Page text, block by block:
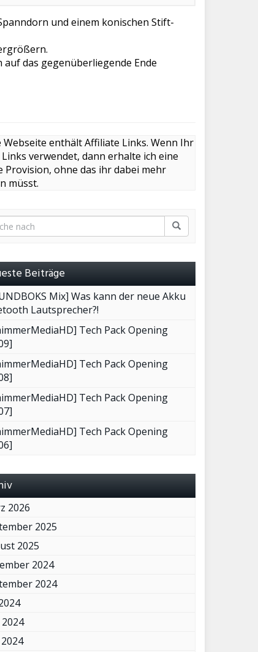
und einem konischen Stift-
das gegenüberliegende Ende
Webseite enthält Affiliate Links. Wenn Ihr
Links verwendet, dann erhalte ich eine
Provision, ohne das ihr dabei mehr
müsst.
Beiträge
Mix] Was kann der neue Akku
Lautsprecher?!
Tech Pack Opening
Tech Pack Opening
Tech Pack Opening
Tech Pack Opening
2026
2025
2025
2024
2024